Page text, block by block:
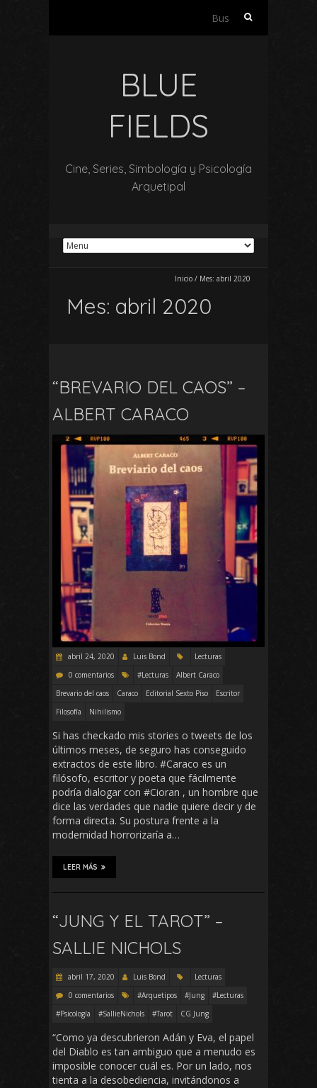
Buscar:
BLUE
FIELDS
Cine, Series, Simbología y Psicología
Arquetipal
Inicio / Mes: abril 2020
Mes: abril 2020
“BREVARIO DEL CAOS” –
ALBERT CARACO
abril 24, 2020 Luis Bond
Lecturas
0 comentarios
#Lecturas
Albert Caraco
Brevario del caos
Caraco Editorial Sexto Piso
Escritor
Filosofía
Nihilismo
Si has checkado mis stories o tweets de los
últimos meses, de seguro has conseguido
extractos de este libro. #Caraco es un
filósofo, escritor y poeta que fácilmente
podría dialogar con #Cioran , un hombre que
dice las verdades que nadie quiere decir y de
forma directa. Su postura frente a la
modernidad horrorizaría a…
LEER MÁS
“JUNG Y EL TAROT” –
SALLIE NICHOLS
abril 17, 2020 Luis Bond
Lecturas
0 comentarios
#Arquetipos #Jung
#Lecturas
#Psicología
#SallieNichols #Tarot CG Jung
“Como ya descubrieron Adán y Eva, el papel
del Diablo es tan ambiguo que a menudo es
imposible conocer cuál es. Por un lado, nos
tienta a la desobediencia, invitándonos a